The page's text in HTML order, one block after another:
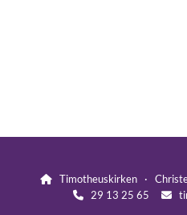
Timotheuskirken ·
 29 13 25 65 